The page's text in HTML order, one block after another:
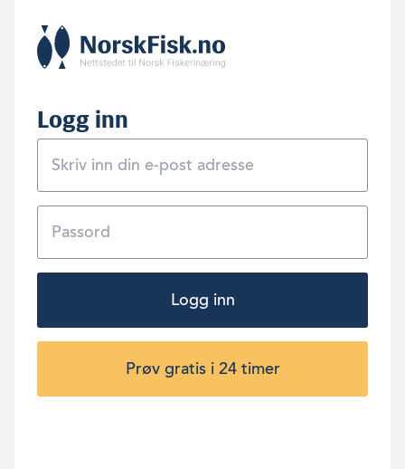
Logg inn
Logg inn
Prøv gratis i 24 timer